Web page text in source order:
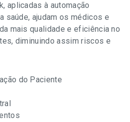
aplicadas à automação
saúde, ajudam os médicos e
mais qualidade e eficiência no
diminuindo assim riscos e
do Paciente